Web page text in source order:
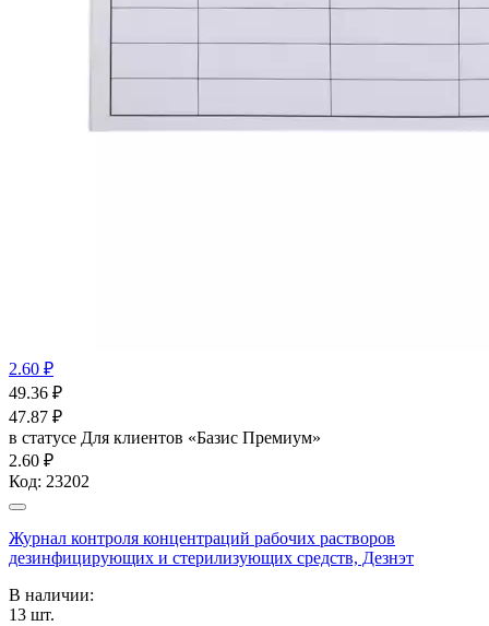
2.60 ₽
49.36 ₽
47.87 ₽
в статусе Для клиентов «Базис Премиум»
2.60 ₽
Код: 23202
Журнал контроля концентраций рабочих растворов
дезинфицирующих и стерилизующих средств, Дезнэт
В наличии:
13 шт.